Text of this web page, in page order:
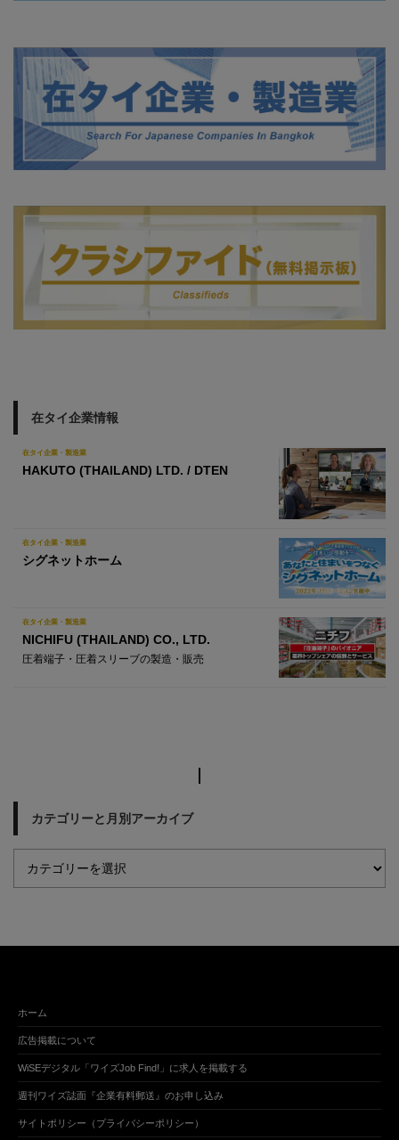
在タイ企業情報
在タイ企業・製造業
HAKUTO (THAILAND) LTD. / DTEN
在タイ企業・製造業
シグネットホーム
在タイ企業・製造業
NICHIFU (THAILAND) CO., LTD.
圧着端子・圧着スリーブの製造・販売
カテゴリーと月別アーカイブ
ホーム
広告掲載について
WiSEデジタル「ワイズJob Find!」に求人を掲載する
週刊ワイズ誌面『企業有料郵送』のお申し込み
サイトポリシー（プライバシーポリシー）